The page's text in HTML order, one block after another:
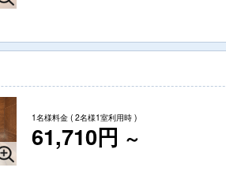
1名様料金 ( 2名様1室利用時 )
61,710円 ～